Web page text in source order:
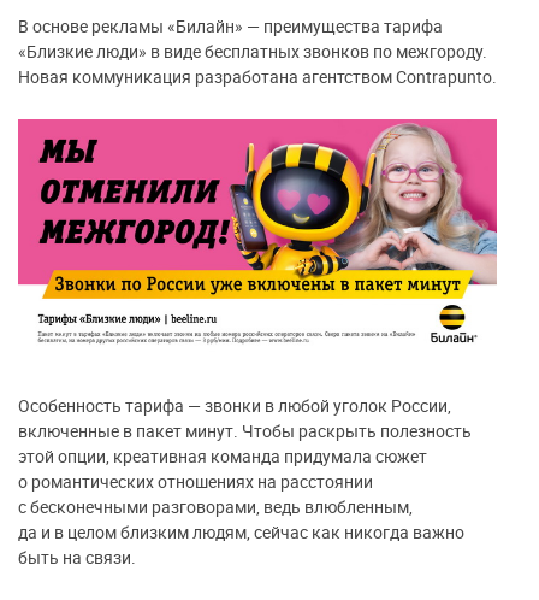
В основе рекламы «Билайн» — преимущества тарифа
«Близкие люди» в виде бесплатных звонков по межгороду.
Новая коммуникация разработана агентством Contrapunto.
Особенность тарифа — звонки в любой уголок России,
включенные в пакет минут. Чтобы раскрыть полезность
этой опции, креативная команда придумала сюжет
о романтических отношениях на расстоянии
с бесконечными разговорами, ведь влюбленным,
да и в целом близким людям, сейчас как никогда важно
быть на связи.